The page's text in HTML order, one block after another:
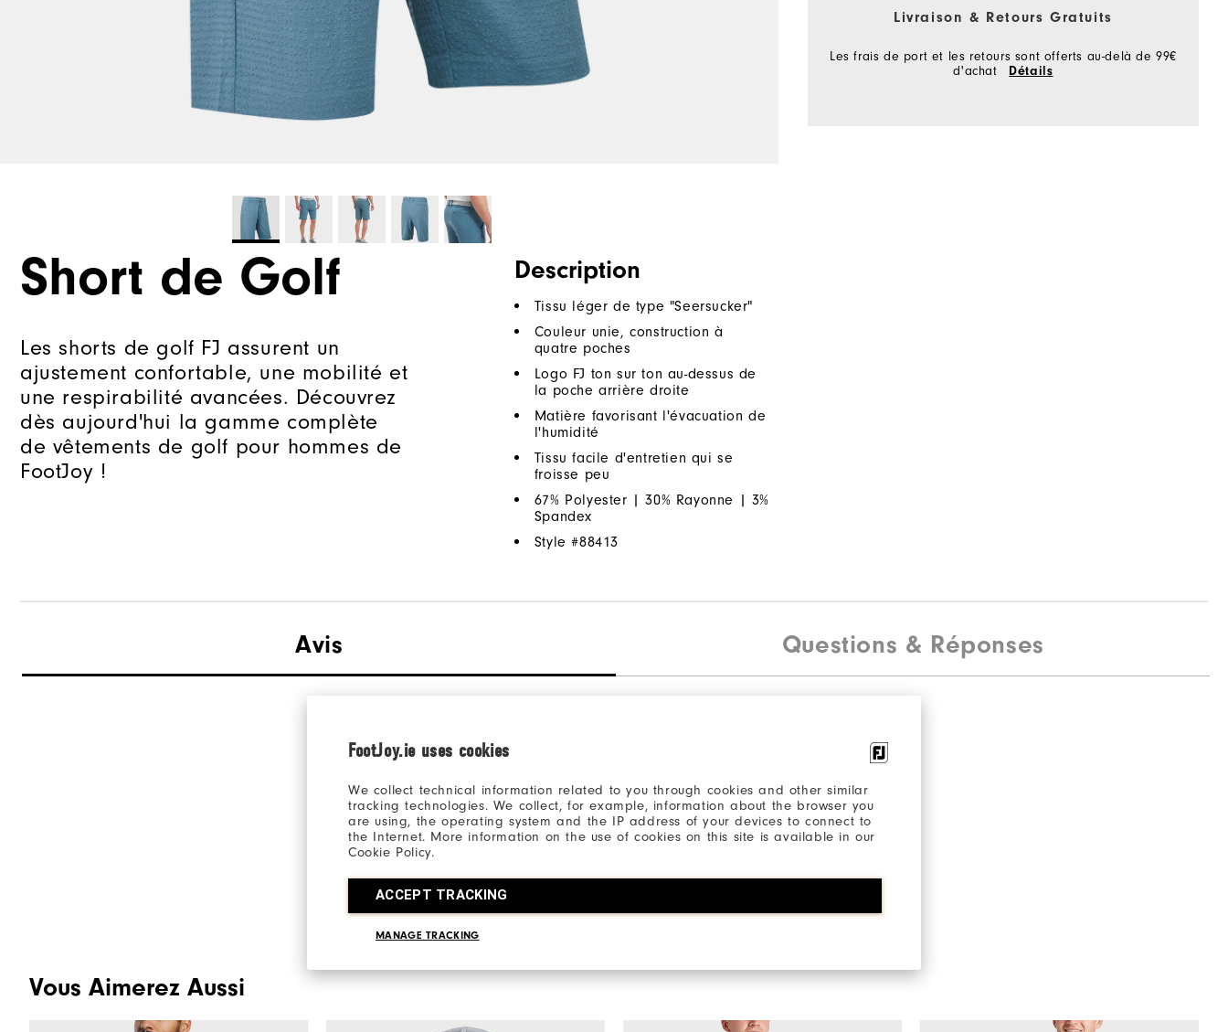
FootJoy.ie uses cookies
We collect technical information related to you through cookies and other similar
tracking technologies. We collect, for example, information about the browser you
are using, the operating system and the IP address of your devices to connect to
the Internet. More information on the use of cookies on this site is available in our
Cookie Policy.
ACCEPT TRACKING
MANAGE TRACKING
Livraison & Retours Gratuits
Les frais de port et les retours sont offerts au-delà de 99€
d'achat
Détails
Short de Golf
Les shorts de golf FJ assurent un
ajustement confortable, une mobilité et
une respirabilité avancées. Découvrez
dès aujourd'hui la gamme complète
de vêtements de golf pour hommes de
FootJoy !
Description
Tissu léger de type "Seersucker"
Couleur unie, construction à
quatre poches
Logo FJ ton sur ton au-dessus de
la poche arrière droite
Matière favorisant l'évacuation de
l'humidité
Tissu facile d'entretien qui se
froisse peu
67% Polyester | 30% Rayonne | 3%
Spandex
Style #88413
Avis Questions & Réponses
Be the first to review this product
Share your thoughts with other customers.
Vous Aimerez Aussi